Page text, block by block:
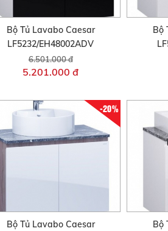
Bộ Tủ Lavabo Caesar
LF5232/EH48002ADV
6.501.000 đ
5.201.000 đ
Bộ
-20%
Bộ Tủ Lavabo Caesar
Bộ